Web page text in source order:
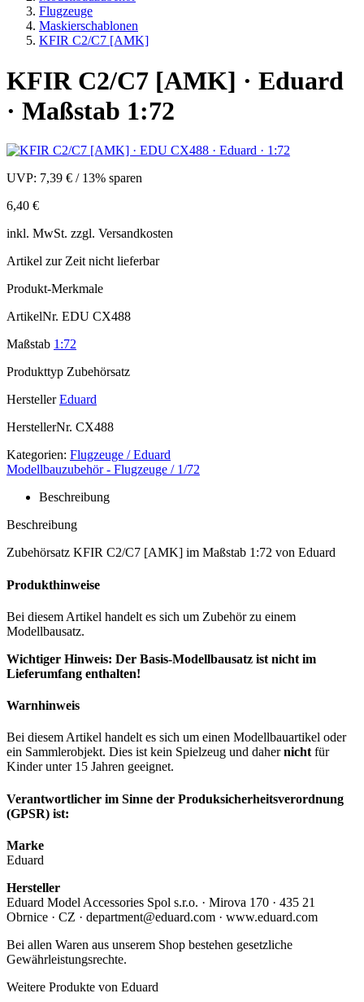
Flugzeuge
Maskierschablonen
KFIR C2/C7 [AMK]
KFIR C2/C7 [AMK] · Eduard
· Maßstab 1:72
UVP: 7,39 € / 13% sparen
6,40 €
inkl. MwSt. zzgl. Versandkosten
Artikel zur Zeit nicht lieferbar
Produkt-Merkmale
ArtikelNr. EDU CX488
Maßstab 1:72
Produkttyp Zubehörsatz
Hersteller Eduard
HerstellerNr. CX488
Kategorien: Flugzeuge / Eduard
Modellbauzubehör - Flugzeuge / 1/72
Beschreibung
Beschreibung
Zubehörsatz KFIR C2/C7 [AMK] im Maßstab 1:72 von Eduard
Produkthinweise
Bei diesem Artikel handelt es sich um Zubehör zu einem
Modellbausatz.
Wichtiger Hinweis: Der Basis-Modellbausatz ist nicht im
Lieferumfang enthalten!
Warnhinweis
Bei diesem Artikel handelt es sich um einen Modellbauartikel oder
ein Sammlerobjekt. Dies ist kein Spielzeug und dahernicht für
Kinder unter 15 Jahren geeignet.
Verantwortlicher im Sinne der Produksicherheitsverordnung
(GPSR) ist:
Marke
Eduard
Hersteller
Eduard Model Accessories Spol s.r.o. · Mirova 170 · 435 21
Obrnice · CZ · department@eduard.com · www.eduard.com
Bei allen Waren aus unserem Shop bestehen gesetzliche
Gewährleistungsrechte.
Weitere Produkte von Eduard